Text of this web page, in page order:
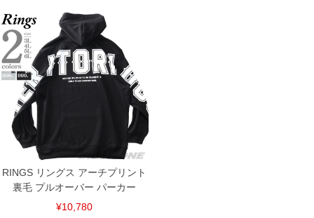
下着(肌着)やワイシャツは商品の性質上、返品交換不可とさせて頂いております。予め
ご了承くださいませ。
※【ボトムの裾上げをご希望の場合】
裾上げ料金は500円+税となります。
備考欄に股下●cmとご記入下さい。（裾上げ無料対象商品は1本につき税込6,000円以
上の品が対象。1本5,999円以下の商品は有料（500円+税）となります。）
出荷まで約1週間～20日間程お時間を頂く場合がございます。
尚、裾上げした商品は返品・交換不可となりますので、予めご了承下さい。
一部、お直しに対応出来ない商品がございます。(例：裾にファスナーや調節ひもが付
いている、極端なデザインが施されている等)
※商品によって若干のサイズの誤差がございます。また、お客様がご使用の環境（コ
ンピュータ画面）によって、商品の色味が若干異なる場合がございます。予めご了承
ください。
※当店での掲載商品は、実店鋪と在庫を共用しておりますので店頭での売り違い、店
舗からのお取り寄せ等により、お客様にご迷惑をお掛けしてしまう場合がございま
連絡させて頂きますので予めご了承ください。
RINGS リングス アーチプリント
裏毛 プルオーバー パーカー
¥10,780